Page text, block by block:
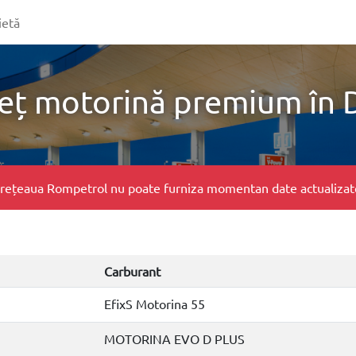
motorină premium în
Rompetrol nu poate furniza momentan date
Carburant
EfixS Motorina 55
MOTORINA EVO D PLUS